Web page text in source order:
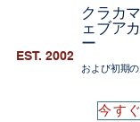
クラカ
ェブア
ー
および初期
EST. 2002